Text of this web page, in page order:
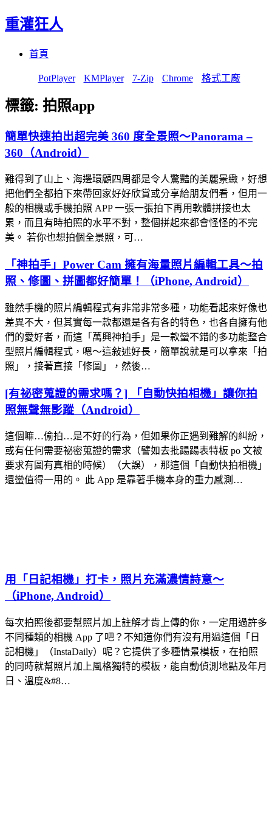
重灌狂人
首頁
PotPlayer KMPlayer 7-Zip Chrome 格式工廠
標籤: 拍照app
簡單快速拍出超完美 360 度全景照～Panorama –
360（Android）
難得到了山上、海邊環顧四周都是令人驚豔的美麗景緻，好想
把他們全都拍下來帶回家好好欣賞或分享給朋友們看，但用一
般的相機或手機拍照 APP 一張一張拍下再用軟體拼接也太
累，而且有時拍照的水平不對，整個拼起來都會怪怪的不完
美。 若你也想拍個全景照，可…
「神拍手」Power Cam 擁有海量照片編輯工具～拍
照、修圖、拼圖都好簡單！（iPhone, Android）
雖然手機的照片編輯程式有非常非常多種，功能看起來好像也
差異不大，但其實每一款都還是各有各的特色，也各自擁有他
們的愛好者，而這「萬興神拍手」是一款蠻不錯的多功能整合
型照片編輯程式，嗯～這敍述好長，簡單說就是可以拿來「拍
照」，接著直接「修圖」，然後…
[有祕密蒐證的需求嗎？] 「自動快拍相機」讓你拍
照無聲無影蹤（Android）
這個嘛…偷拍…是不好的行為，但如果你正遇到難解的糾紛，
或有任何需要祕密蒐證的需求（譬如去批踼踼表特板 po 文被
要求有圖有真相的時候）（大誤），那這個「自動快拍相機」
還蠻值得一用的。 此 App 是靠著手機本身的重力感測…
用「日記相機」打卡，照片充滿濃情詩意～
（iPhone, Android）
每次拍照後都要幫照片加上註解才肯上傳的你，一定用過許多
不同種類的相機 App 了吧？不知道你們有沒有用過這個「日
記相機」（InstaDaily）呢？它提供了多種情景模板，在拍照
的同時就幫照片加上風格獨特的模板，能自動偵測地點及年月
日、溫度&#8…